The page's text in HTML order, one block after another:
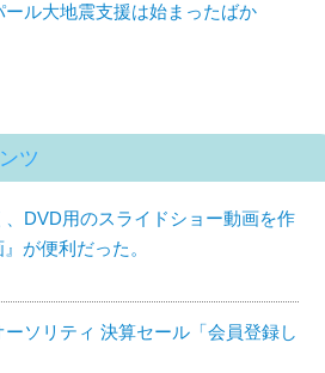
ール大地震支援は始まったばか
ツ
DVD用のスライドショー動画を作
が便利だった。
ーソリティ 決算セール「会員登録し